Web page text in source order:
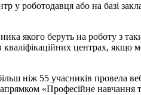
у роботодавця або на базі
якого беруть на роботу з
кваліфікаційних центрах,
ніж 55 учасників провела
«Професійне